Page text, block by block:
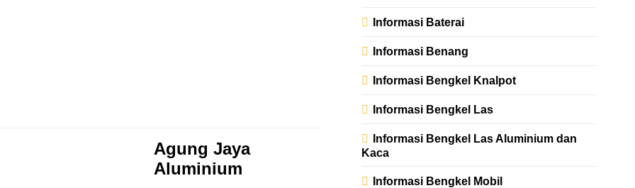
Agung Jaya
Aluminium
Informasi Baterai
Informasi Benang
Informasi Bengkel Knalpot
Informasi Bengkel Las
Informasi Bengkel Las Aluminium dan
Kaca
Informasi Bengkel Mobil